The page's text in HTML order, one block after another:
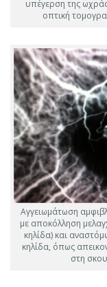
υπέγερση της
οπτική
Αγγειωμάτωση
με αποκόλληση
κηλίδα) και
κηλίδα, όπως
στη